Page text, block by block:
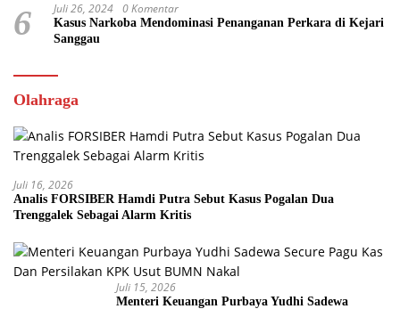
6 Juli 26, 2024 0 Komentar
Kasus Narkoba Mendominasi Penanganan Perkara di Kejari
Sanggau
Olahraga
Juli 16, 2026
Analis FORSIBER Hamdi Putra Sebut Kasus Pogalan Dua
Trenggalek Sebagai Alarm Kritis
Juli 15, 2026
Menteri Keuangan Purbaya Yudhi Sadewa